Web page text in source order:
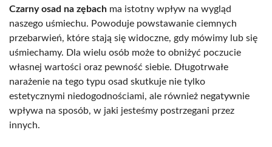
Czarny osad na zębach ma istotny wpływ na wygląd
naszego uśmiechu. Powoduje powstawanie ciemnych
przebarwień, które stają się widoczne, gdy mówimy lub się
uśmiechamy. Dla wielu osób może to obniżyć poczucie
własnej wartości oraz pewność siebie. Długotrwałe
narażenie na tego typu osad skutkuje nie tylko
estetycznymi niedogodnościami, ale również negatywnie
wpływa na sposób, w jaki jesteśmy postrzegani przez
innych.